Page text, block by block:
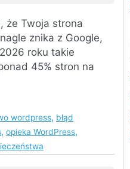
że Twoja strona
znika z Google,
roku takie
45% stron na
wordpress, błąd
, opieka WordPress,